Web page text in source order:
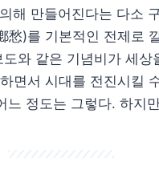
의해 만들어진다는 다소
愁)를 기본적인 전제로
와 같은 기념비가 세상
면서 시대를 전진시킬
느 정도는 그렇다. 하지